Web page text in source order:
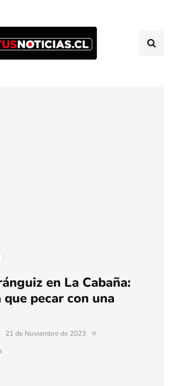
en La Cabaña:
pecar con una
21 de Noviembre de 2023